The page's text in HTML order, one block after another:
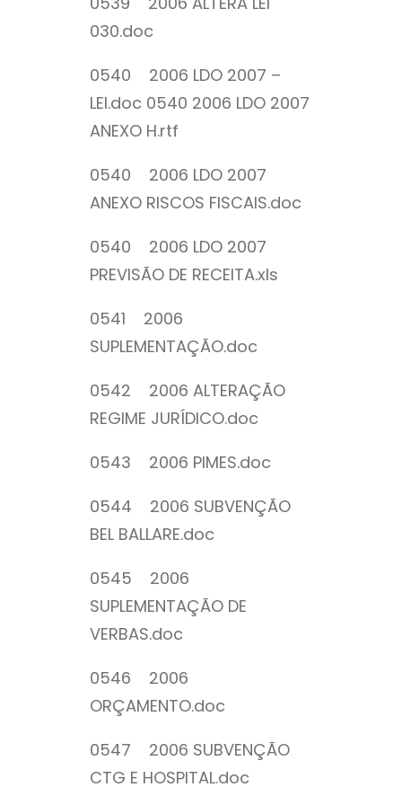
030.doc
0540 2006 LDO 2007 –
LEI.doc 0540 2006 LDO 2007
ANEXO H.rtf
0540 2006 LDO 2007
ANEXO RISCOS FISCAIS.doc
0540 2006 LDO 2007
PREVISÃO DE RECEITA.xls
0541 2006
SUPLEMENTAÇÃO.doc
0542 2006 ALTERAÇÃO
REGIME JURÍDICO.doc
0543 2006 PIMES.doc
0544 2006 SUBVENÇÃO
BEL BALLARE.doc
0545 2006
SUPLEMENTAÇÃO DE
VERBAS.doc
0546 2006
ORÇAMENTO.doc
0547 2006 SUBVENÇÃO
CTG E HOSPITAL.doc